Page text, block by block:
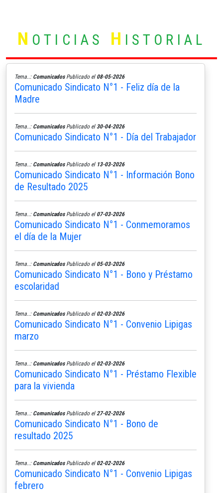
N OTICIAS H ISTORIAL
Tema..: ComunicadosPublicado el 08-05-2026
Comunicado Sindicato N°1 - Feliz día de la
Madre
Tema..: ComunicadosPublicado el 30-04-2026
Comunicado Sindicato N°1 - Día del Trabajador
Tema..: ComunicadosPublicado el 13-03-2026
Comunicado Sindicato N°1 - Información Bono
de Resultado 2025
Tema..: ComunicadosPublicado el 07-03-2026
Comunicado Sindicato N°1 - Conmemoramos
el día de la Mujer
Tema..: ComunicadosPublicado el 05-03-2026
Comunicado Sindicato N°1 - Bono y Préstamo
escolaridad
Tema..: ComunicadosPublicado el 02-03-2026
Comunicado Sindicato N°1 - Convenio Lipigas
marzo
Tema..: ComunicadosPublicado el 02-03-2026
Comunicado Sindicato N°1 - Préstamo Flexible
para la vivienda
Tema..: ComunicadosPublicado el 27-02-2026
Comunicado Sindicato N°1 - Bono de
resultado 2025
Tema..: ComunicadosPublicado el 02-02-2026
Comunicado Sindicato N°1 - Convenio Lipigas
febrero